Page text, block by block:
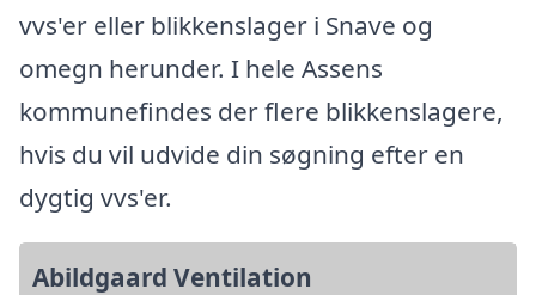
vvs'er eller blikkenslager i Snave og
omegn herunder. I hele Assens
kommunefindes der flere blikkenslagere,
hvis du vil udvide din søgning efter en
dygtig vvs'er.
Abildgaard Ventilation